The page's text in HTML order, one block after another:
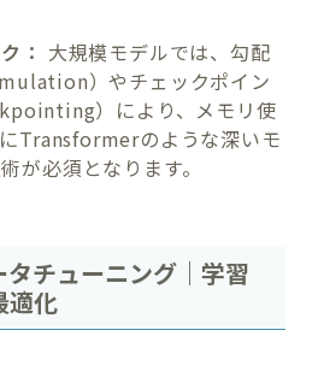
： 大規模モデルでは、勾配
）やチェックポイン
）により、メモリ使
Transformerのような深いモ
が必須となります。
チューニング｜学習
適化